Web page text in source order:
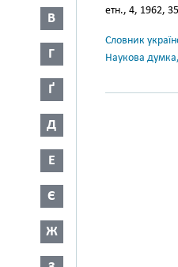
В
Г
Ґ
Д
Е
Є
Ж
етн., 4, 1962,
Словник
Наукова